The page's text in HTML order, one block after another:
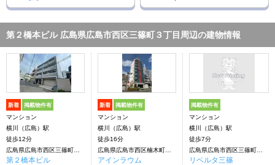
第２橋本ビル 広島県広島市西区三篠町３丁目周辺の建物情報
新着 掲載物件有
マンション
横川（広島）駅
徒歩12分
第２橋本ビル
新着 掲載物件有
マンション
横川（広島）駅
徒歩16分
アインラウム
掲載物件有
マンション
横川（広島）駅
徒歩7分
リベルタ三篠